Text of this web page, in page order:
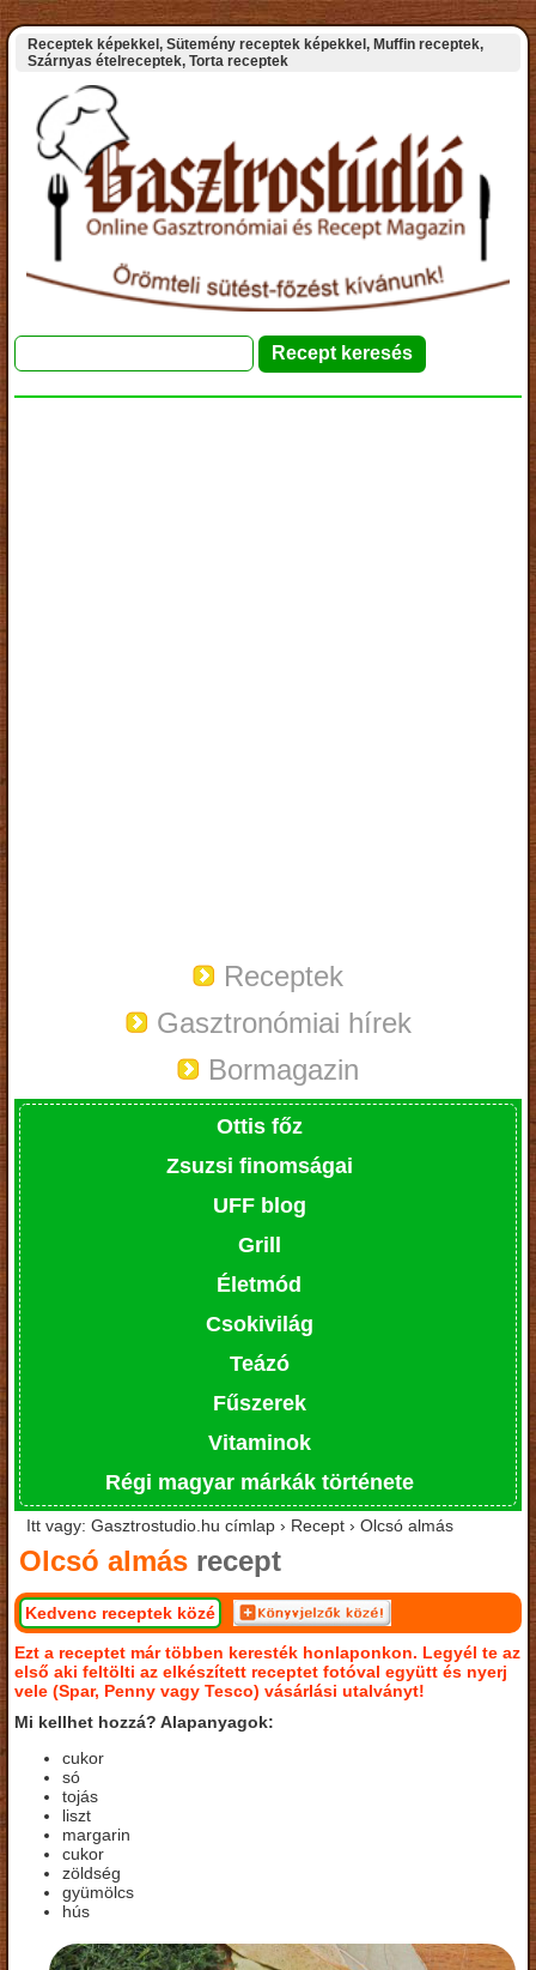
Receptek képekkel, Sütemény receptek képekkel, Muffin receptek,
Szárnyas ételreceptek, Torta receptek
Receptek
Gasztronómiai hírek
Bormagazin
Ottis főz
Zsuzsi finomságai
UFF blog
Grill
Életmód
Csokivilág
Teázó
Fűszerek
Vitaminok
Régi magyar márkák története
Itt vagy: Gasztrostudio.hu címlap › Recept › Olcsó almás
Olcsó almás recept
Kedvenc receptek közé
Ezt a receptet már többen keresték honlaponkon. Legyél te az
első aki feltölti az elkészített receptet fotóval együtt és nyerj
vele (Spar, Penny vagy Tesco) vásárlási utalványt!
Mi kellhet hozzá? Alapanyagok:
cukor
só
tojás
liszt
margarin
cukor
zöldség
gyümölcs
hús